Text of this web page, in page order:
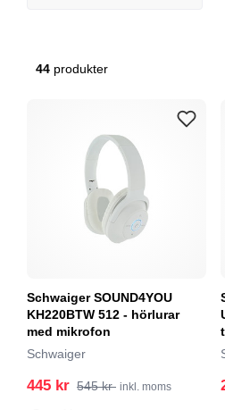
44 produkter
Schwaiger SOUND4YOU
KH220BTW 512 - hörlurar
med mikrofon
Schwaiger
445 kr 545 kr inkl. moms